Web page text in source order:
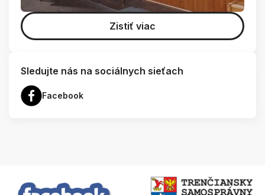
Zistiť viac
Sledujte nás na sociálnych sieťach
Facebook